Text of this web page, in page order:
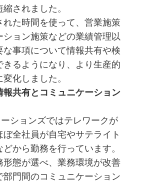
されました。
れた時間を使って、営業施策
ション施策などの業績管理以
な事項について情報共有や検
きるようになり、より生産的
化しました。
報共有とコミュニケーション
ションズではテレワークが
ぼ全社員が自宅やサテライト
から勤務を行っています。
形態が選べ、業務環境が改善
部門間のコミュニケーション